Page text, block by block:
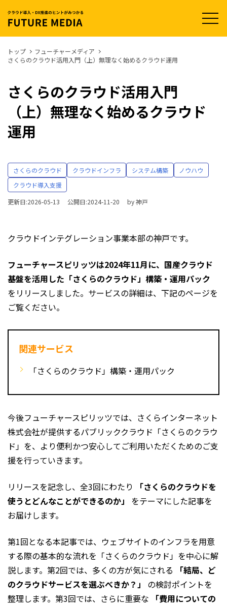
t
o
g
トップ
フューチャーメディア
さくらのクラウド活用入門（上）無理なく始めるクラウド運用
さくらのクラウド活用入門
（上）無理なく始めるクラウド
運用
さくらのクラウド クラウドインフラ システム構築
ノウハウ
クラウド導入支援
更新日:2026-05-13
公開日:2024-11-20 by神戸
クラウドインテグレーション事業本部の神戸です。
フューチャースピリッツは2024年11月に、国産クラウド
基盤を活用した「さくらのクラウド」構築・運用パック
をリリースしました。サービスの詳細は、下記のページを
ご覧ください。
関連サービス
「さくらのクラウド」構築・運用パック
今後フューチャースピリッツでは、さくらインターネット
株式会社が提供するパブリッククラウド「さくらのクラウ
ド」を、より便利かつ安心してご利用いただくためのご支
援を行っていきます。
リリースを記念し、全3回にわたり
「さくらのクラウドを
使うとどんなことができるのか」
をテーマにした記事を
お届けします。
第1回となる本記事では、ウェブサイトのインフラを用意
する際の基本的な流れを「さくらのクラウド」を中心に解
説します。第2回では、多くの方が気にされる
「結局、ど
のクラウドサービスを選ぶべきか？」
の検討ポイントを
整理します。第3回では、さらに重要な
「費用についての